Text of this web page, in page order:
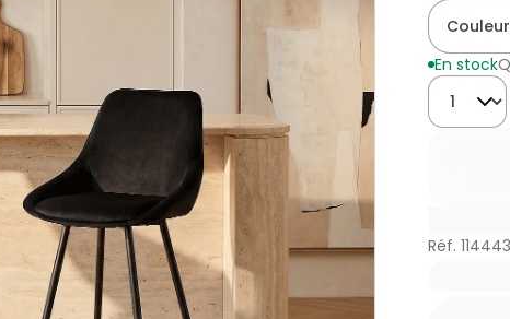
En stock
Quantité
Réf. 114443